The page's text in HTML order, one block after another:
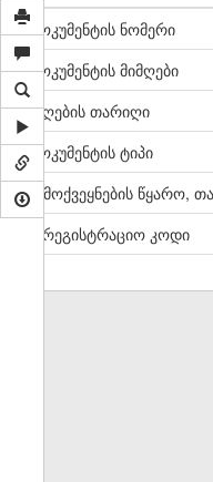
დოკუმენტის ნომერი
დოკუმენტის მიმღები
მიღების თარიღი
დოკუმენტის ტიპი
გამოქვეყნების წყარო,
სარეგისტრაციო კოდი